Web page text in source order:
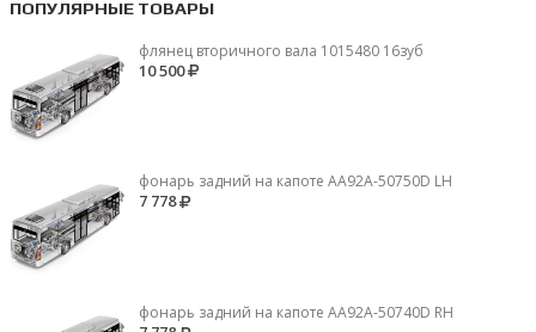
ПОПУЛЯРНЫЕ ТОВАРЫ
флянец вторичного вала 1015480 16зуб
10 500
фонарь задний на капоте AA92A-50750D LH
7 778
фонарь задний на капоте AA92A-50740D RH